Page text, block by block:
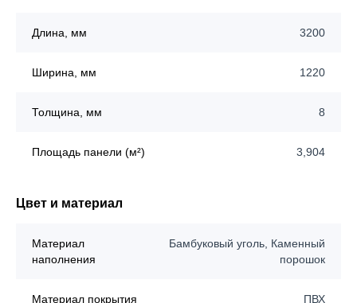
Длина, мм 3200
Ширина, мм 1220
Толщина, мм 8
Площадь панели (м²) 3,904
Цвет и материал
Материал
наполнения
Бамбуковый уголь, Каменный
порошок
Материал покрытия ПВХ